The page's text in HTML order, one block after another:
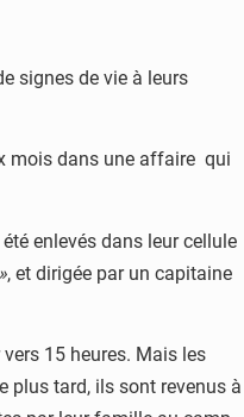
signes de vie à leurs
mois dans une affaire qui
enlevés dans leur cellule
, et dirigée par un capitaine
15 heures. Mais les
plus tard, ils sont revenus à